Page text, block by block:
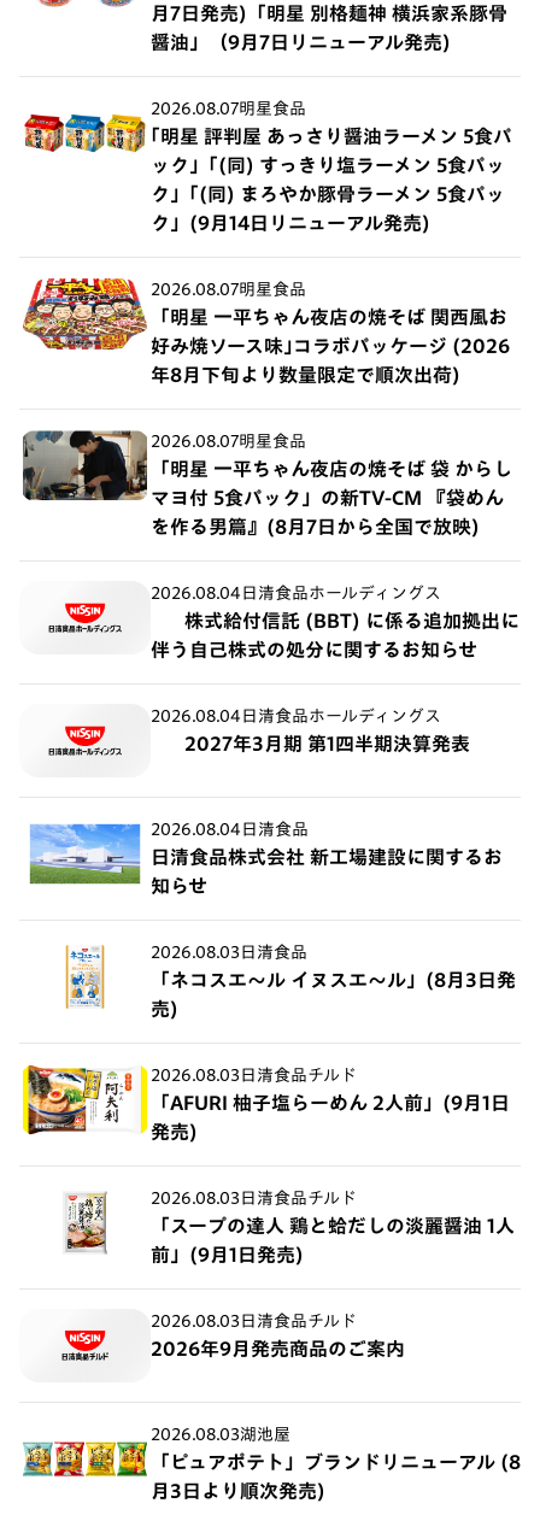
月7日発売)「明星 別格麺神 横浜家系豚骨
醤油」（9月7日リニューアル発売)
2026.08.07明星食品
｢明星 評判屋 あっさり醤油ラーメン 5食パ
ック」｢(同) すっきり塩ラーメン 5食パッ
ク」｢(同) まろやか豚骨ラーメン 5食パッ
ク」(9月14日リニューアル発売)
2026.08.07明星食品
「明星 一平ちゃん夜店の焼そば 関西風お
好み焼ソース味｣コラボパッケージ (2026
年8月下旬より数量限定で順次出荷)
2026.08.07明星食品
「明星 一平ちゃん夜店の焼そば 袋 からし
マヨ付 5食パック」の新TV-CM 『袋めん
を作る男篇』(8月7日から全国で放映)
2026.08.04 日清食品ホールディングス
株式給付信託 (BBT) に係る追加拠出に
伴う自己株式の処分に関するお知らせ
2026.08.04 日清食品ホールディングス
2027年3月期 第1四半期決算発表
2026.08.04 日清食品
日清食品株式会社 新工場建設に関するお
知らせ
2026.08.03 日清食品
「ネコスエ～ル イヌスエ～ル」(8月3日発
売)
2026.08.03 日清食品チルド
「AFURI 柚子塩らーめん 2人前」(9月1日
発売)
2026.08.03 日清食品チルド
「スープの達人 鶏と蛤だしの淡麗醤油 1人
前」(9月1日発売)
2026.08.03 日清食品チルド
2026年9月発売商品のご案内
2026.08.03湖池屋
「ピュアポテト」ブランドリニューアル (8
月3日より順次発売)